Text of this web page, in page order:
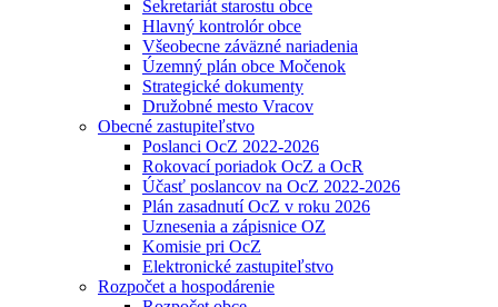
Sekretariát starostu obce
Hlavný kontrolór obce
Všeobecne záväzné nariadenia
Územný plán obce Močenok
Strategické dokumenty
Družobné mesto Vracov
Obecné zastupiteľstvo
Poslanci OcZ 2022-2026
Rokovací poriadok OcZ a OcR
Účasť poslancov na OcZ 2022-2026
Plán zasadnutí OcZ v roku 2026
Uznesenia a zápisnice OZ
Komisie pri OcZ
Elektronické zastupiteľstvo
Rozpočet a hospodárenie